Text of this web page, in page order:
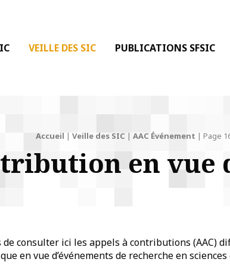
LA COMMUNICATION
VEILLE DES SIC PUBLICATIONS SFSIC
Accueil | Veille des SIC | AAC Événement | Page
en vue
de consulter ici les appels à contributions (AAC)
en vue d’événements de recherche en